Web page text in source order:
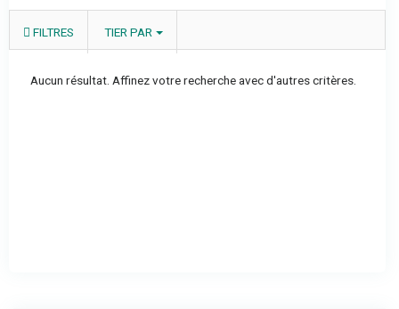
FILTRES TIER PAR
Aucun résultat. Affinez votre recherche avec d'autres critères.